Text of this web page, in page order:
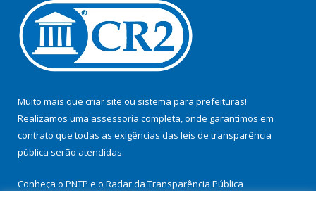
Muito mais que criar site ou sistema para prefeituras!
Realizamos uma assessoria completa, onde garantimos em
contrato que todas as exigências das leis de transparência
pública serão atendidas.
Conheça o PNTP e o Radar da Transparência Pública